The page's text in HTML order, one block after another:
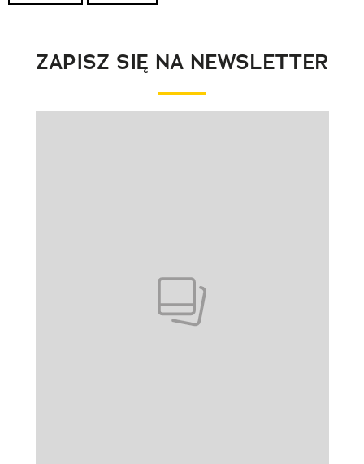
ZAPISZ SIĘ NA NEWSLETTER